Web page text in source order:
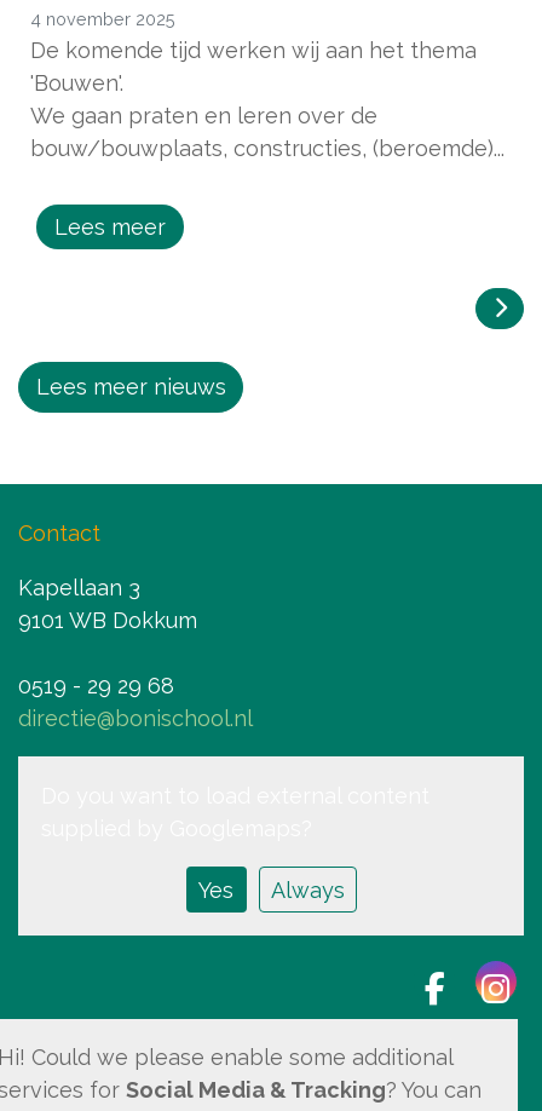
4 november 2025
De komende tijd werken wij aan het thema
'Bouwen'.
We gaan praten en leren over de
bouw/bouwplaats, constructies, (beroemde)...
Lees meer
Lees meer nieuws
Contact
Kapellaan 3
9101 WB Dokkum
0519 - 29 29 68
directie@bonischool.nl
Yes Always
BMS, onderwijs met kleur!
Could we please enable some additional
for Social Media & Tracking? You can